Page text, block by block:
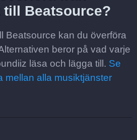
till Beatsource?
Beatsource kan du överföra
beror på vad varje
läsa och lägga till. Se
mellan alla musiktjänster